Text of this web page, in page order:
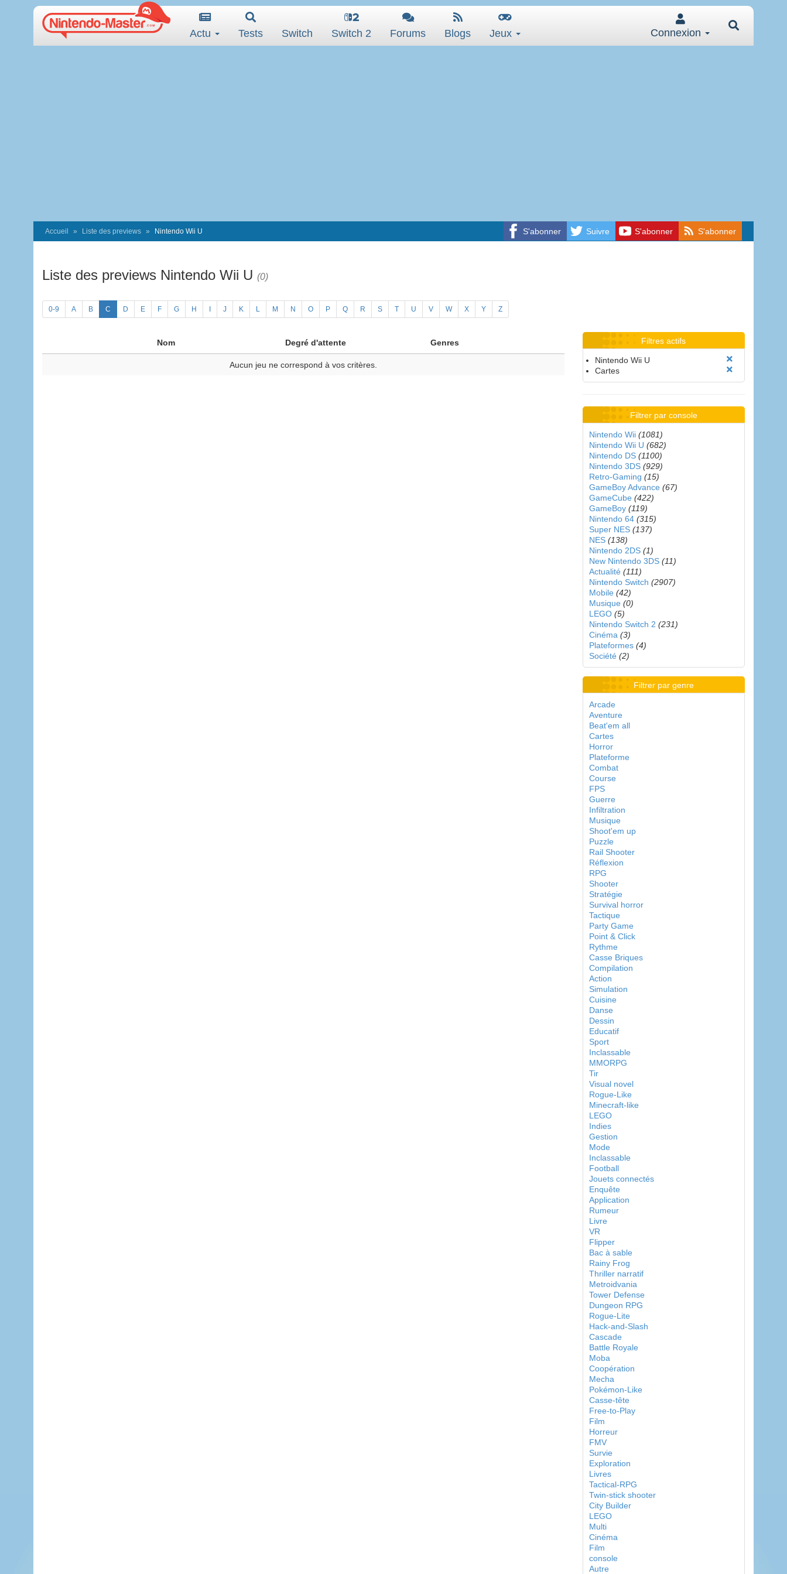
Actu Tests Switch Switch 2 Forums Blogs Jeux Connexion
S'abonner Suivre S'abonner S'abonner
Accueil Liste des previews Nintendo Wii U
Liste des previews Nintendo Wii U (0)
0-9 A B C D E F G H J K L M N O P Q R S T U V W X Y Z
Nom Degré d'attente Genres
Aucun jeu ne correspond à vos critères.
Filtres actifs
Nintendo Wii U
Cartes
Filtrer par console
Nintendo Wii (1081)
Nintendo Wii U (682)
Nintendo DS (1100)
Nintendo 3DS (929)
Retro-Gaming (15)
GameBoy Advance (67)
GameCube (422)
GameBoy (119)
Nintendo 64 (315)
Super NES (137)
NES (138)
Nintendo 2DS (1)
New Nintendo 3DS (11)
Actualité (111)
Nintendo Switch (2907)
Mobile (42)
Musique (0)
LEGO (5)
Nintendo Switch 2 (231)
Cinéma (3)
Plateformes (4)
Société (2)
Filtrer par genre
Arcade
Aventure
Beat'em all
Cartes
Horror
Plateforme
Combat
Course
FPS
Guerre
Infiltration
Musique
Shoot'em up
Puzzle
Rail Shooter
Réflexion
RPG
Shooter
Stratégie
Survival horror
Tactique
Party Game
Point & Click
Rythme
Casse Briques
Compilation
Action
Simulation
Cuisine
Danse
Dessin
Educatif
Sport
Inclassable
MMORPG
Tir
Visual novel
Rogue-Like
Minecraft-like
LEGO
Indies
Gestion
Mode
Inclassable
Football
Jouets connectés
Enquête
Application
Rumeur
Livre
VR
Flipper
Bac à sable
Rainy Frog
Thriller narratif
Metroidvania
Tower Defense
Dungeon RPG
Rogue-Lite
Hack-and-Slash
Cascade
Battle Royale
Moba
Coopération
Mecha
Pokémon-Like
Casse-tête
Free-to-Play
Film
Horreur
FMV
Survie
Exploration
Livres
Tactical-RPG
Twin-stick shooter
City Builder
LEGO
Multi
Cinéma
Film
console
Autre